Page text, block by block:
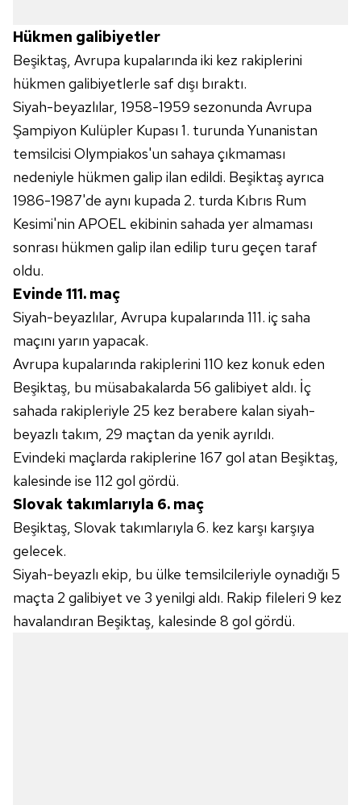
toplumu hizmetlerinin sunulması amacıyla
kullanılmaktadır. Diğer çerezler, sitemizin daha işlevsel
kılınması ve kişiselleştirilmesi ve sizlere yönelik
reklam/pazarlama faaliyetlerinin yapılması, amaçlarıyla
sınırlı olarak açık rızanız dahilinde kullanılacaktır.
Çerezlere ilişkin tercihlerinizi aşağıda yer alan panel
vasıtasıyla belirleyebilirsiniz. Çerezlere ilişkin detaylı bilgi
için Ayarlar butonuna tıklayabilir,Çerez Bilgilendirme
Metnimizi
ziyaret edebilirsiniz.
6698 sayılı Kişisel Verilerin Korunması Kanunu uyarınca
hazırlanmış Aydınlatma Metnimizi okumak ve sitemizde
ilgili mevzuata uygun olarak kullanılan çerezlerle ilgili bilgi
almak için lütfentıklayınız.
Hükmen galibiyetler
Beşiktaş, Avrupa kupalarında iki kez rakiplerini
hükmen galibiyetlerle saf dışı bıraktı.
Siyah-beyazlılar, 1958-1959 sezonunda Avrupa
Şampiyon Kulüpler Kupası 1. turunda Yunanistan
temsilcisi Olympiakos'un sahaya çıkmaması
nedeniyle hükmen galip ilan edildi. Beşiktaş ayrıca
1986-1987'de aynı kupada 2. turda Kıbrıs Rum
Kesimi'nin APOEL ekibinin sahada yer almaması
sonrası hükmen galip ilan edilip turu geçen taraf
oldu.
Evinde 111. maç
Siyah-beyazlılar, Avrupa kupalarında 111. iç saha
maçını yarın yapacak.
Avrupa kupalarında rakiplerini 110 kez konuk eden
Beşiktaş, bu müsabakalarda 56 galibiyet aldı. İç
sahada rakipleriyle 25 kez berabere kalan siyah-
beyazlı takım, 29 maçtan da yenik ayrıldı.
Evindeki maçlarda rakiplerine 167 gol atan Beşiktaş,
kalesinde ise 112 gol gördü.
Slovak takımlarıyla 6. maç
Beşiktaş, Slovak takımlarıyla 6. kez karşı karşıya
gelecek.
Siyah-beyazlı ekip, bu ülke temsilcileriyle oynadığı 5
maçta 2 galibiyet ve 3 yenilgi aldı. Rakip fileleri 9 kez
havalandıran Beşiktaş, kalesinde 8 gol gördü.